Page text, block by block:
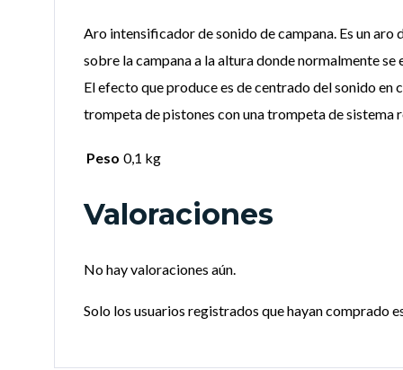
Aro intensificador de sonido de campana. Es un
sobre la campana a la altura donde normalmente
El efecto que produce es de centrado del sonido
trompeta de pistones con una trompeta de sistema
Peso 0,1 kg
Valoraciones
No hay valoraciones aún.
Solo los usuarios registrados que hayan comprado